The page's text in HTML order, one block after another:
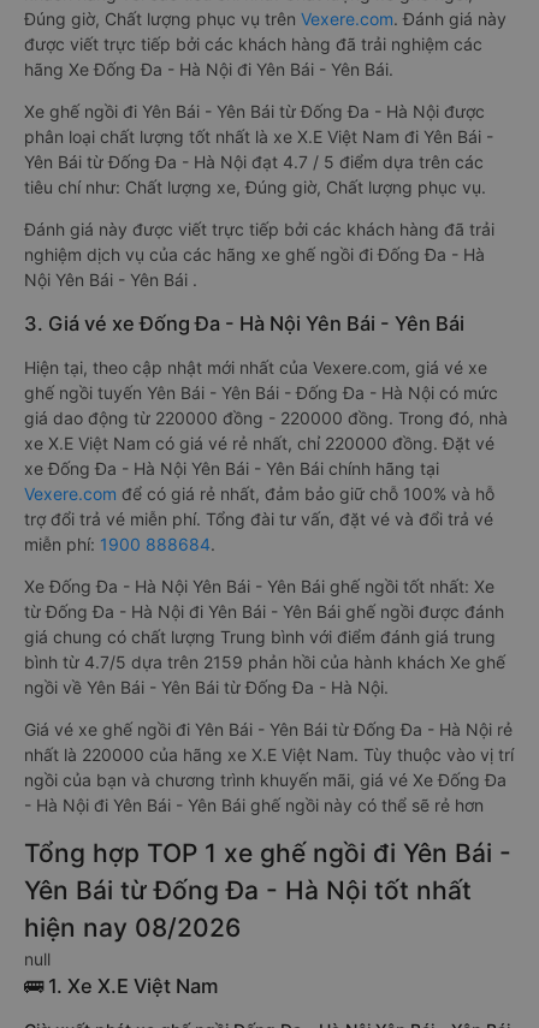
Đúng giờ, Chất lượng phục vụ trên Vexere.com. Đánh giá này
được viết trực tiếp bởi các khách hàng đã trải nghiệm các
hãng Xe Đống Đa - Hà Nội đi Yên Bái - Yên Bái.
Xe ghế ngồi đi Yên Bái - Yên Bái từ Đống Đa - Hà Nội được
phân loại chất lượng tốt nhất là xe X.E Việt Nam đi Yên Bái -
Yên Bái từ Đống Đa - Hà Nội đạt 4.7 / 5 điểm dựa trên các
tiêu chí như: Chất lượng xe, Đúng giờ, Chất lượng phục vụ.
Đánh giá này được viết trực tiếp bởi các khách hàng đã trải
nghiệm dịch vụ của các hãng xe ghế ngồi đi Đống Đa - Hà
Nội Yên Bái - Yên Bái .
3. Giá vé xe Đống Đa - Hà Nội Yên Bái - Yên Bái
Hiện tại, theo cập nhật mới nhất của Vexere.com, giá vé xe
ghế ngồi tuyến Yên Bái - Yên Bái - Đống Đa - Hà Nội có mức
giá dao động từ 220000 đồng - 220000 đồng. Trong đó, nhà
xe X.E Việt Nam có giá vé rẻ nhất, chỉ 220000 đồng. Đặt vé
xe Đống Đa - Hà Nội Yên Bái - Yên Bái chính hãng tại
Vexere.com để có giá rẻ nhất, đảm bảo giữ chỗ 100% và hỗ
trợ đổi trả vé miễn phí. Tổng đài tư vấn, đặt vé và đổi trả vé
miễn phí: 1900 888684.
Xe Đống Đa - Hà Nội Yên Bái - Yên Bái ghế ngồi tốt nhất: Xe
từ Đống Đa - Hà Nội đi Yên Bái - Yên Bái ghế ngồi được đánh
giá chung có chất lượng Trung bình với điểm đánh giá trung
bình từ 4.7/5 dựa trên 2159 phản hồi của hành khách Xe ghế
ngồi về Yên Bái - Yên Bái từ Đống Đa - Hà Nội.
Giá vé xe ghế ngồi đi Yên Bái - Yên Bái từ Đống Đa - Hà Nội rẻ
nhất là 220000 của hãng xe X.E Việt Nam. Tùy thuộc vào vị trí
ngồi của bạn và chương trình khuyến mãi, giá vé Xe Đống Đa
- Hà Nội đi Yên Bái - Yên Bái ghế ngồi này có thể sẽ rẻ hơn
Tổng hợp TOP 1 xe ghế ngồi đi Yên Bái -
Yên Bái từ Đống Đa - Hà Nội tốt nhất
hiện nay 08/2026
null
🚌 1. Xe X.E Việt Nam